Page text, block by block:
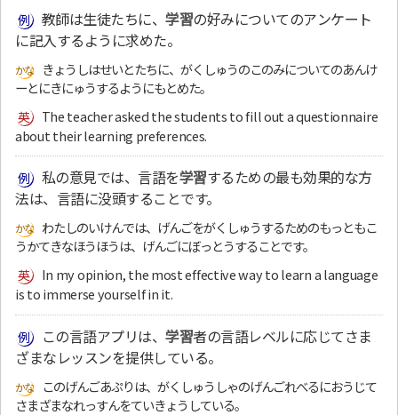
教師は生徒たちに、 学習の好みについてのアンケート
に記入するように求めた。
きょうしはせいとたちに、がくしゅうのこのみについてのあんけ
ーとにきにゅうするようにもとめた。
The teacher asked the students to fill out a questionnaire
about their learning preferences.
私の意見では、言語を学習するための最も効果的な方
法は、言語に没頭することです。
わたしのいけんでは、げんごをがくしゅうするためのもっともこ
うかてきなほうほうは、げんごにぼっとうすることです。
In my opinion, the most effective way to learn a language
is to immerse yourself in it.
この言語アプリは、 学習者の言語レベルに応じてさま
ざまなレッスンを提供している。
このげんごあぷりは、がくしゅうしゃのげんごれべるにおうじて
さまざまなれっすんをていきょうしている。